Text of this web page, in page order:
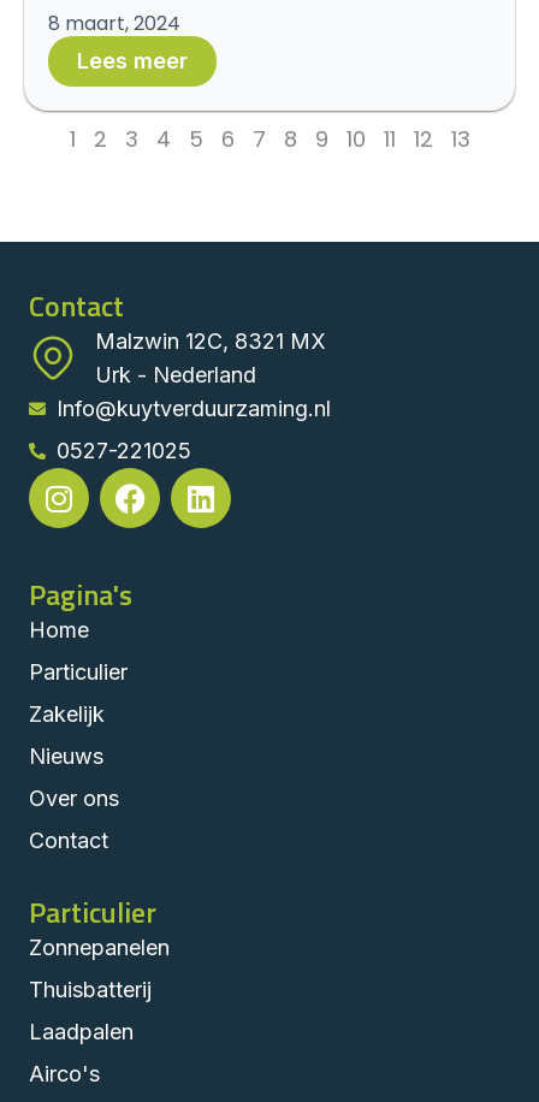
8 maart, 2024
Lees meer
1 2 3 4 5 6 7 8 9 10 11 12 13
Contact
Malzwin 12C, 8321 MX
Urk - Nederland
Info@kuytverduurzaming.nl
0527-221025
Pagina's
Home
Particulier
Zakelijk
Nieuws
Over ons
Contact
Particulier
Zonnepanelen
Thuisbatterij
Laadpalen
Airco's